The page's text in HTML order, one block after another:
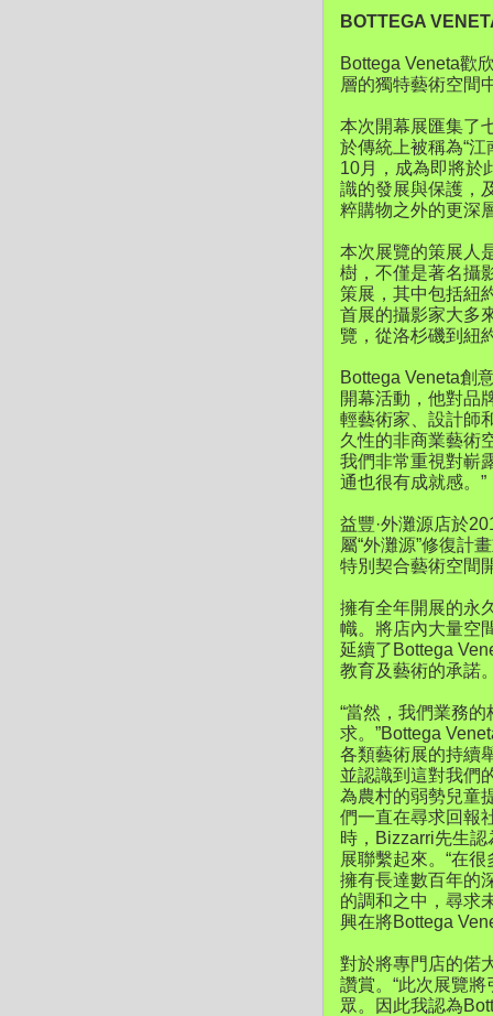
BOTTEGA
Bottega Veneta歡
層的獨特藝術空間
本次開幕展匯集了
於傳統上被稱為“
10月，成為即將於
識的發展與保護，
粹購物之外的更深
本次展覽的策展人
樹，不僅是著名攝
策展，其中包括紐
首展的攝影家大多
覽，從洛杉磯到紐
Bottega Veneta創
開幕活動，他對品
輕藝術家、設計師
久性的非商業藝術
我們非常重視對嶄
通也很有成就感。”
益豐·外灘源店於
屬“外灘源”修復計
特別契合藝術空間
擁有全年開展的永
幟。將店內大量空
延續了Bottega
教育及藝術的承諾
“當然，我們業務
求。”Bottega
各類藝術展的持續
並認識到這對我們
為農村的弱勢兒童
們一直在尋求回報
時，Bizzarri先生
展聯繫起來。“在
擁有長達數百年的
的調和之中，尋求
興在將Bottega
對於將專門店的偌
讚賞。“此次展覽
眾。因此我認為